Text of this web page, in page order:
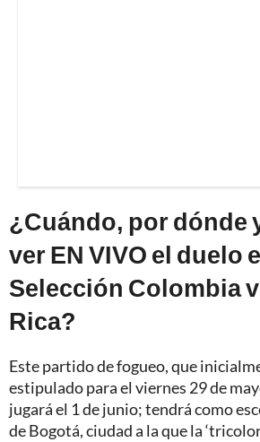
¿Cuándo, por dónde
ver EN VIVO el duelo
Selección Colombia
Rica?
Este partido de fogueo, que
estipulado para el viernes 29 de
jugará el 1 de junio; tendrá como
de Bogotá, ciudad a la que la